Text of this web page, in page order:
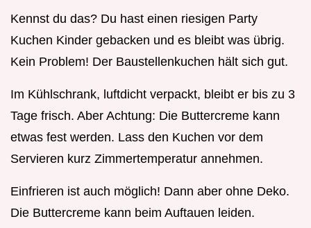
Kennst du das? Du hast einen riesigen Party
Kuchen Kinder gebacken und es bleibt was übrig.
Kein Problem! Der Baustellenkuchen hält sich gut.
Im Kühlschrank, luftdicht verpackt, bleibt er bis zu 3
Tage frisch. Aber Achtung: Die Buttercreme kann
etwas fest werden. Lass den Kuchen vor dem
Servieren kurz Zimmertemperatur annehmen.
Einfrieren ist auch möglich! Dann aber ohne Deko.
Die Buttercreme kann beim Auftauen leiden.